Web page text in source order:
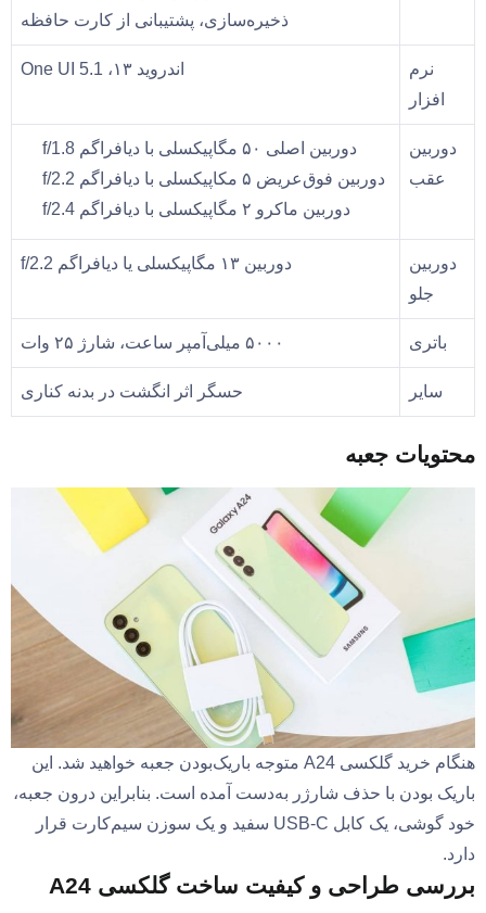
ذخیره‌سازی، پشتیبانی از کارت حافظه
نرم
افزار
اندروید ۱۳، One UI 5.1
دوربین
عقب
دوربین اصلی ۵۰ مگاپیکسلی با دیافراگم f/1.8
دوربین فوق‌عریض ۵ مکاپیکسلی با دیافراگم f/2.2
دوربین ماکرو ۲ مگاپیکسلی با دیافراگم f/2.4
دوربین
جلو
دوربین ۱۳ مگاپیکسلی یا دیافراگم f/2.2
باتری ۵۰۰۰ میلی‌آمپر ساعت، شارژ ۲۵ وات
سایر حسگر اثر انگشت در بدنه کناری
محتویات جعبه
هنگام خرید گلکسی A24 متوجه باریک‌بودن جعبه خواهید شد. این
باریک بودن با حذف شارژر به‌دست آمده است. بنابراین درون جعبه،
خود گوشی، یک کابل USB-C سفید و یک سوزن سیم‌کارت قرار
دارد.
بررسی طراحی و کیفیت ساخت گلکسی A24